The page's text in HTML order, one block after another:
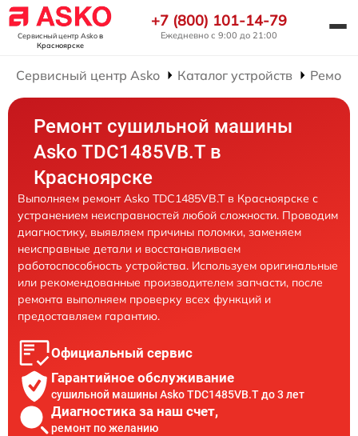
Сервисный центр Askoв
Красноярске
+7 (800) 101-14-79
Ежедневно с 9:00 до 21:00
Сервисный центр Asko Каталог устройств
Ремонт сушильной машины
Asko TDC1485VB.T в
Красноярске
Выполняем ремонт Asko TDC1485VB.T в Красноярске с
устранением неисправностей любой сложности. Проводим
диагностику, выявляем причины поломки, заменяем
неисправные детали и восстанавливаем
работоспособность устройства. Используем оригинальные
или рекомендованные производителем запчасти, после
ремонта выполняем проверку всех функций и
предоставляем гарантию.
Официальный сервис
Гарантийное обслуживание
сушильной машины Asko TDC1485VB.T до 3 лет
Диагностика за наш счет,
ремонт по желанию